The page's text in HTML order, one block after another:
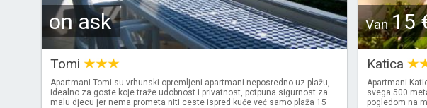
on ask
Tomi
Apartmani Tomi su vrhunski opremljeni apartmani neposredno uz plažu,
idealno za goste koje traže udobnost i privatnost, potpuna sigurnost za
malu djecu jer nema prometa niti ceste ispred kuće već samo plaža 15
Van15
Katica
Apartmani
svega 500
pogledom na